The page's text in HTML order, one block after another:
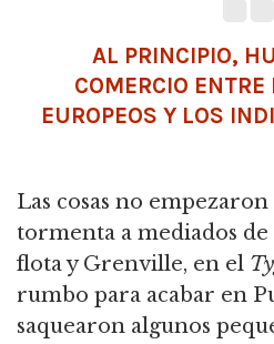
AL PRINCIPIO,
COMERCIO ENTRE
EUROPEOS Y LOS
Las cosas no
tormenta a mediados de
flota y Grenville, en el
rumbo para acabar en
saquearon algunos